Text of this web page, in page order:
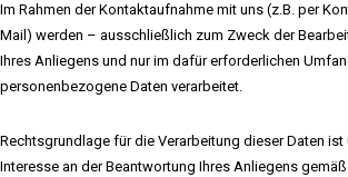
Im Rahmen der Kontaktaufnahme mit uns (z.B. per
Mail) werden – ausschließlich zum Zweck der
Ihres Anliegens und nur im dafür erforderlichen
personenbezogene Daten verarbeitet.
Rechtsgrundlage für die Verarbeitung dieser Daten
Interesse an der Beantwortung Ihres Anliegens